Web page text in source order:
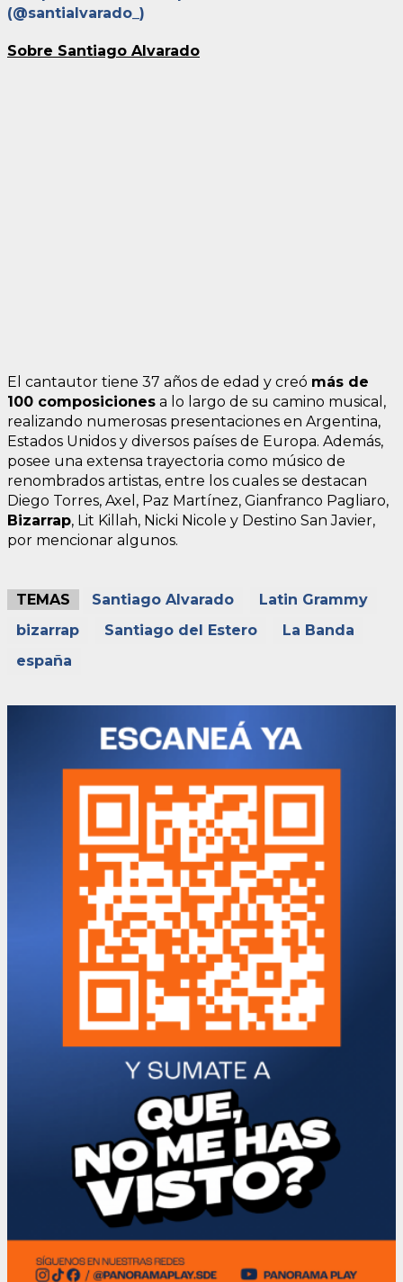
(@santialvarado_)
Sobre Santiago Alvarado
El cantautor tiene 37 años de edad y creó más de
100 composiciones a lo largo de su camino musical,
realizando numerosas presentaciones en Argentina,
Estados Unidos y diversos países de Europa. Además,
posee una extensa trayectoria como músico de
renombrados artistas, entre los cuales se destacan
Diego Torres, Axel, Paz Martínez, Gianfranco Pagliaro,
Bizarrap, Lit Killah, Nicki Nicole y Destino San Javier,
por mencionar algunos.
TEMAS Santiago Alvarado
Latin Grammy
bizarrap
Santiago del Estero
La Banda
españa